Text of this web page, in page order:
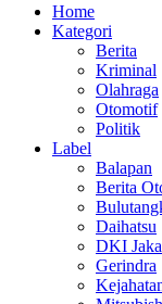
Home
Kategori
Berita
Kriminal
Olahraga
Otomotif
Politik
Label
Balapan
Berita
Daihatsu
DKI
Gerindra